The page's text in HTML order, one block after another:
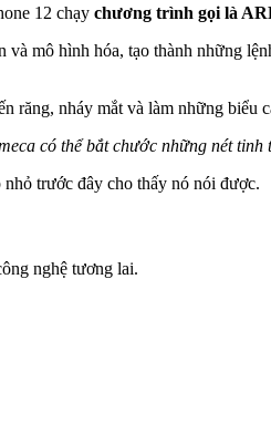
12 chạy chương trình gọi là
mô hình hóa, tạo thành những
răng, nháy mắt và làm những biểu
có thể bắt chước những nét
trước đây cho thấy nó nói được.
nghệ tương lai.